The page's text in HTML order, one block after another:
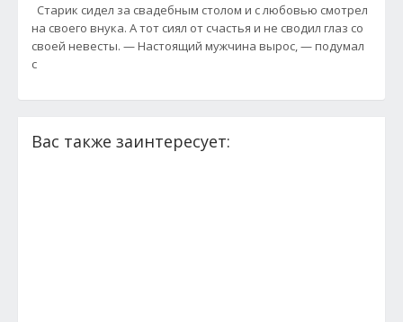
Старик сидел за свадебным столом и с любовью смотрел
на своего внука. А тот сиял от счастья и не сводил глаз со
своей невесты. — Настоящий мужчина вырос, — подумал
с
Вас также заинтересует: